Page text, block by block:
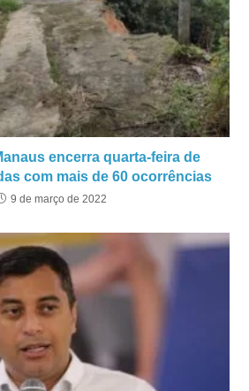
encerra quarta-feira de
com mais de 60 ocorrências
9 de março de 2022